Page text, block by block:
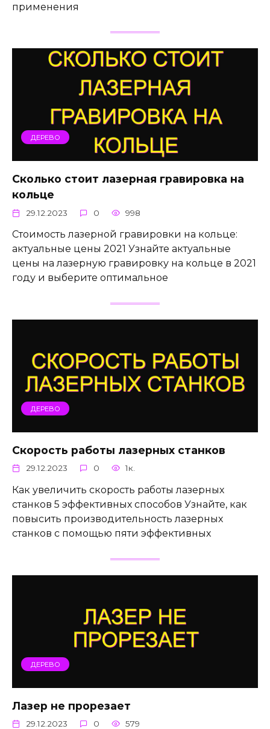
применения
ДЕРЕВО
Сколько стоит лазерная гравировка на
кольце
29.12.2023 0 998
Стоимость лазерной гравировки на кольце:
актуальные цены 2021 Узнайте актуальные
цены на лазерную гравировку на кольце в 2021
году и выберите оптимальное
ДЕРЕВО
Скорость работы лазерных станков
29.12.2023 0 1к.
Как увеличить скорость работы лазерных
станков 5 эффективных способов Узнайте, как
повысить производительность лазерных
станков с помощью пяти эффективных
ДЕРЕВО
Лазер не прорезает
29.12.2023 0 579